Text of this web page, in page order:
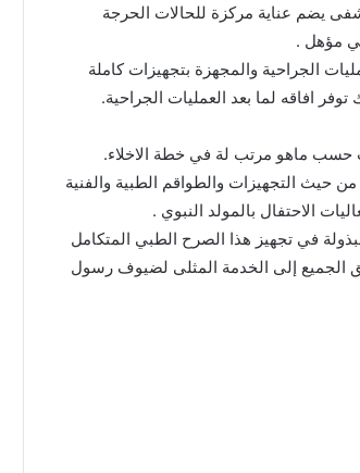
يضم عناية مركزة للحالات الحرجة
مؤهل .
الجراحية والمجهزة بتجهيزات كاملة
افاقه لما بعد العمليات الجراحية.
حسب ماهو مرتب لة في خطة الاخلاء.
حيث التجهيزات والطواقم الطبية والفنية
الاحتفال بالمولد النبوي .
في تجهيز هذا الصرح الطبي المتكامل
الجميع إلى الخدمة المثلى لضيوف رسول